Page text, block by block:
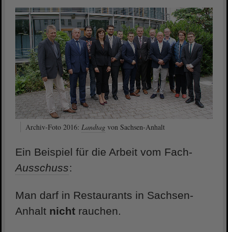
Archiv-Foto 2016: Landtag von Sachsen-Anhalt
Ein Beispiel für die Arbeit vom Fach-
Ausschuss:
Man darf in Restaurants in Sachsen-
Anhalt nicht rauchen.